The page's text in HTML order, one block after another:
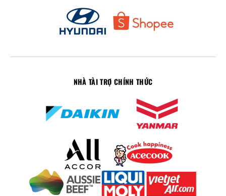
NHÀ TÀI TRỢ CHÍNH THỨC